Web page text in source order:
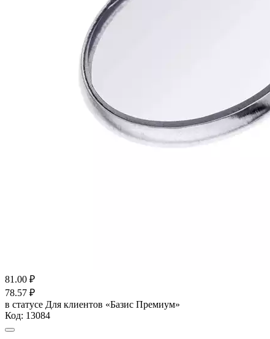
81.00 ₽
78.57 ₽
в статусе Для клиентов «Базис Премиум»
Код: 13084